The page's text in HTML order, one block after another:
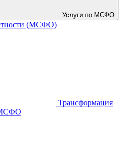
Услуги по МСФО
(МСФО)
Трансформация
МСФО